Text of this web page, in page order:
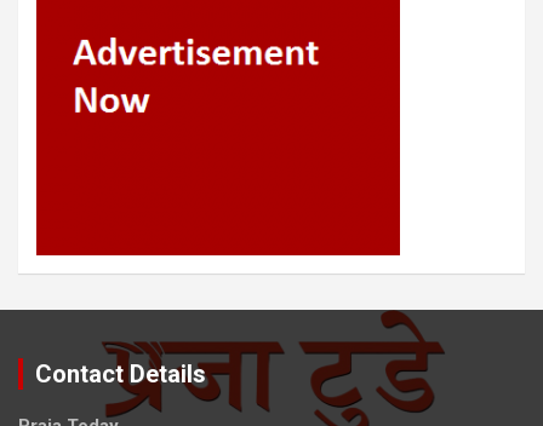
Contact Details